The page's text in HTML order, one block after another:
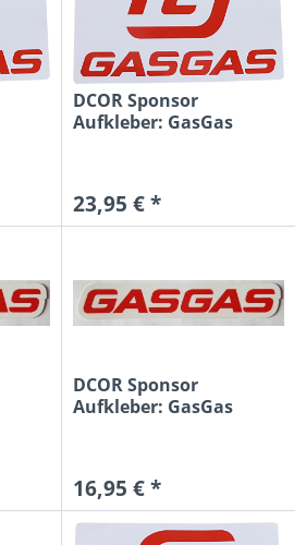
DCOR Sponsor
Aufkleber: GasGas
23,95 € *
DCOR Sponsor
Aufkleber: GasGas
16,95 € *